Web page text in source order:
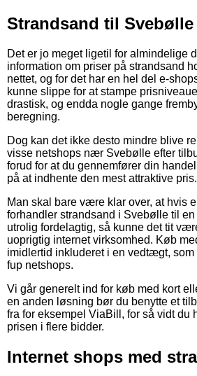
Strandsand til Svebølle
Det er jo meget ligetil for almindelige
information om priser på strandsand
nettet, og for det har en hel del e-
kunne slippe for at stampe
drastisk, og endda nogle gange
beregning.
Dog kan det ikke desto mindre blive
visse netshops nær Svebølle efter
forud for at du gennemfører din
på at indhente den mest attraktive pris.
Man skal bare være klar over, at hvis
forhandler strandsand i Svebølle til
utrolig fordelagtig, så kunne det tit
uoprigtig internet virksomhed. Køb
imidlertid inkluderet i en vedtægt, som
fup netshops.
Vi går generelt ind for køb med kort
en anden løsning bør du benytte et
fra for eksempel ViaBill, for så vidt du
prisen i flere bidder.
Internet shops med